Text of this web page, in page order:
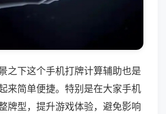
之下这个手机打牌计算辅助也是
来简单便捷。特别是在大家手机
牌型，提升游戏体验，避免影响